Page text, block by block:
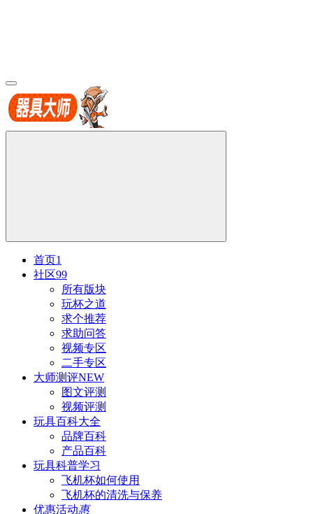
首页1
社区99
所有版块
玩杯之道
求个推荐
求助问答
视频专区
二手专区
大师测评NEW
图文评测
视频评测
玩具百科大全
品牌百科
产品百科
玩具科普学习
飞机杯如何使用
飞机杯的清洗与保养
优惠活动惠